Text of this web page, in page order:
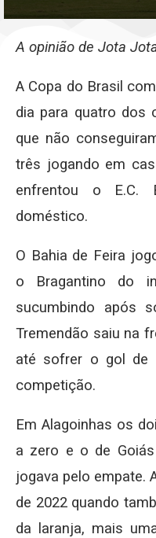
A opinião de Jota
A Copa do Brasil
dia para quatro dos
que não
três jogando em
enfrentou o E.C.
doméstico.
O Bahia de Feira
o Bragantino do
sucumbindo após
Tremendão saiu na
até sofrer o gol de
competição.
Em Alagoinhas os
a zero e o de
jogava pelo empate.
de 2022 quando
da laranja, mais